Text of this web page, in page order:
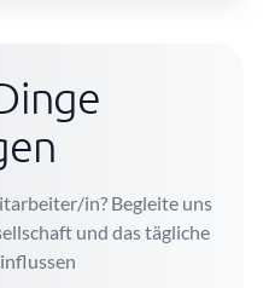
in? Begleite uns
und das tägliche